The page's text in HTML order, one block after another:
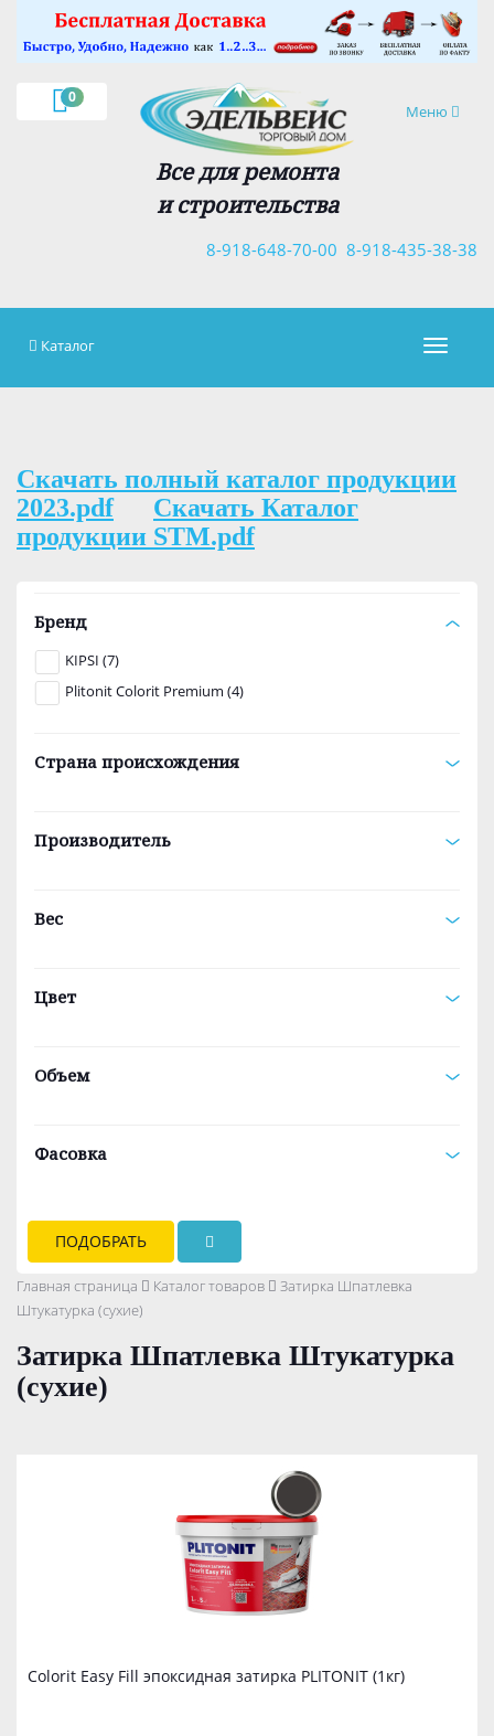
0
Навигация
Меню
Все для ремонта
и строительства
8-918-435-38-38
8-918-648-70-00
×
Каталог
Скачать полный каталог продукции
2023.pdf
Скачать Каталог
продукции STM.pdf
Бренд
KIPSI (7)
Plitonit Colorit Premium (4)
Страна происхождения
Производитель
Вес
Цвет
Объем
Фасовка
ПОДОБРАТЬ
Главная страница Каталог товаров
Затирка Шпатлевка
Штукатурка (сухие)
Затирка Шпатлевка Штукатурка
(сухие)
Colorit Easy Fill эпоксидная затирка PLITONIT (1кг)